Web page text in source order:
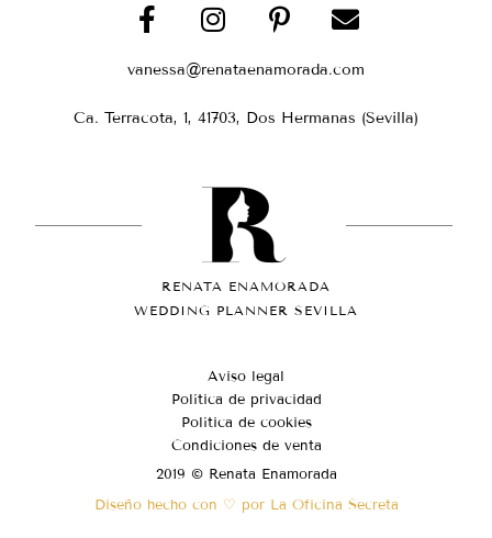
vanessa@renataenamorada.com
Ca. Terracota, 1, 41703, Dos Hermanas (Sevilla)
RENATA ENAMORADA
WEDDING PLANNER SEVILLA
Aviso legal
Política de privacidad
Política de cookies
Condiciones de venta
2019 © Renata Enamorada
Diseño hecho con ♡ por La Oficina Secreta